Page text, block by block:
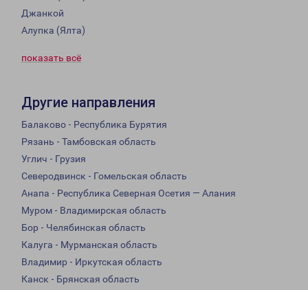
Джанкой
Алупка (Ялта)
показать всё
Другие направления
Балаково - Республика Бурятия
Рязань - Тамбовская область
Углич - Грузия
Северодвинск - Гомельская область
Анапа - Республика Северная Осетия — Алания
Муром - Владимирская область
Бор - Челябинская область
Калуга - Мурманская область
Владимир - Иркутская область
Канск - Брянская область